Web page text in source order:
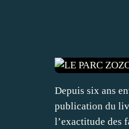
Depuis six ans
publication du
l’exactitude des